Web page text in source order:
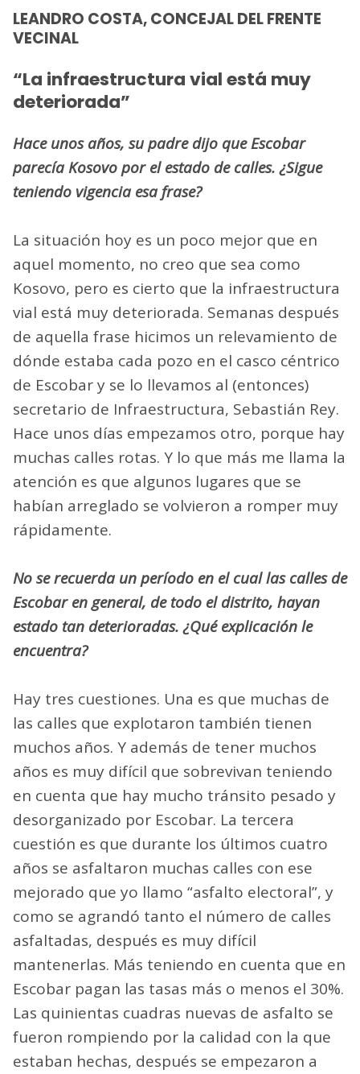
LEANDRO COSTA, CONCEJAL DEL FRENTE
VECINAL
“La infraestructura vial está muy
deteriorada”
Hace unos años, su padre dijo que Escobar
parecía Kosovo por el estado de calles. ¿Sigue
teniendo vigencia esa frase?
La situación hoy es un poco mejor que en
aquel momento, no creo que sea como
Kosovo, pero es cierto que la infraestructura
vial está muy deteriorada. Semanas después
de aquella frase hicimos un relevamiento de
dónde estaba cada pozo en el casco céntrico
de Escobar y se lo llevamos al (entonces)
secretario de Infraestructura, Sebastián Rey.
Hace unos días empezamos otro, porque hay
muchas calles rotas. Y lo que más me llama la
atención es que algunos lugares que se
habían arreglado se volvieron a romper muy
rápidamente.
No se recuerda un período en el cual las calles de
Escobar en general, de todo el distrito, hayan
estado tan deterioradas. ¿Qué explicación le
encuentra?
Hay tres cuestiones. Una es que muchas de
las calles que explotaron también tienen
muchos años. Y además de tener muchos
años es muy difícil que sobrevivan teniendo
en cuenta que hay mucho tránsito pesado y
desorganizado por Escobar. La tercera
cuestión es que durante los últimos cuatro
años se asfaltaron muchas calles con ese
mejorado que yo llamo “asfalto electoral”, y
como se agrandó tanto el número de calles
asfaltadas, después es muy difícil
mantenerlas. Más teniendo en cuenta que en
Escobar pagan las tasas más o menos el 30%.
Las quinientas cuadras nuevas de asfalto se
fueron rompiendo por la calidad con la que
estaban hechas, después se empezaron a